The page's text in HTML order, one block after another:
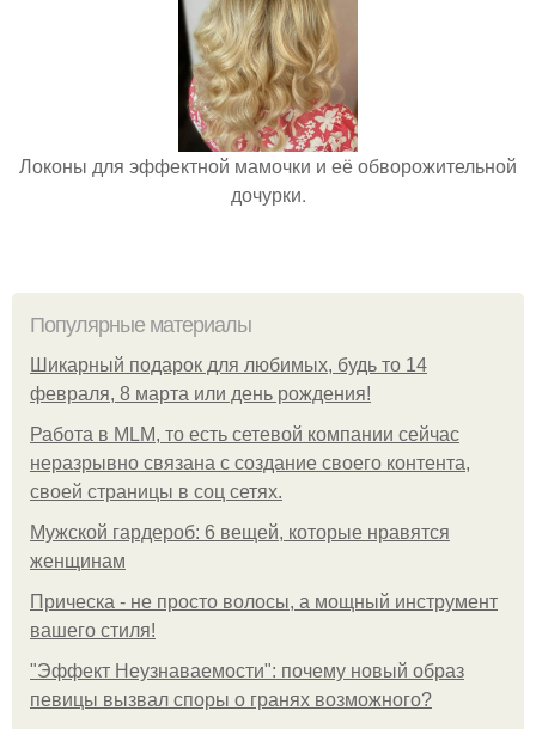
Локоны для эффектной мамочки и её обворожительной
дочурки.
Популярные материалы
Шикарный подарок для любимых, будь то 14
февраля, 8 марта или день рождения!
Работа в MLM, то есть сетевой компании сейчас
неразрывно связана с создание своего контента,
своей страницы в соц сетях.
Мужской гардероб: 6 вещей, которые нравятся
женщинам
Прическа - не просто волосы, а мощный инструмент
вашего стиля!
"Эффект Неузнаваемости": почему новый образ
певицы вызвал споры о гранях возможного?